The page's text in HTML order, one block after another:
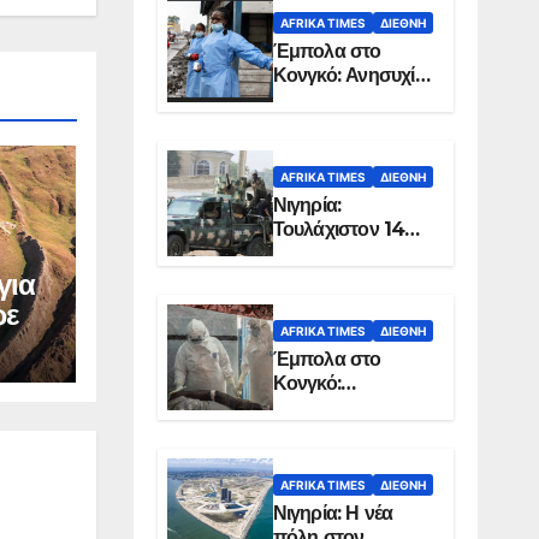
AFRIKA TIMES ΔΙΕΘΝΉ
Έμπολα στο
Κονγκό: Ανησυχία
για τη μεγάλη
AFRIKA TIMES ΔΙΕΘΝΉ
Νιγηρία:
Τουλάχιστον 14
νεκροί από
στην Οτούκπο
AFRIKA TIMES ΔΙΕΘΝΉ
Έμπολα στο
Κονγκό:
Ξεπέρασαν τους
AFRIKA TIMES ΔΙΕΘΝΉ
Νιγηρία: Η νέα